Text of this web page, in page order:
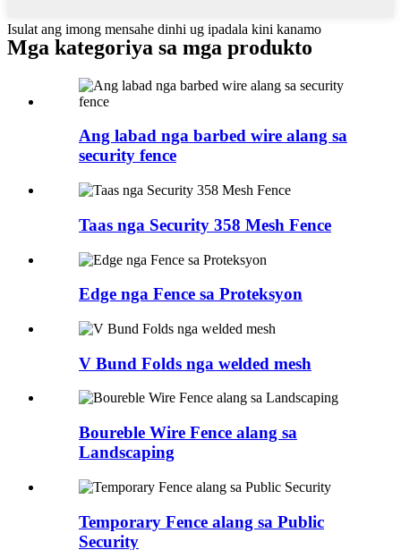
Isulat ang imong mensahe dinhi ug ipadala kini kanamo
Mga kategoriya sa mga produkto
Ang labad nga barbed wire alang sa
security fence
Taas nga Security 358 Mesh Fence
Edge nga Fence sa Proteksyon
V Bund Folds nga welded mesh
Boureble Wire Fence alang sa
Landscaping
Temporary Fence alang sa Public
Security